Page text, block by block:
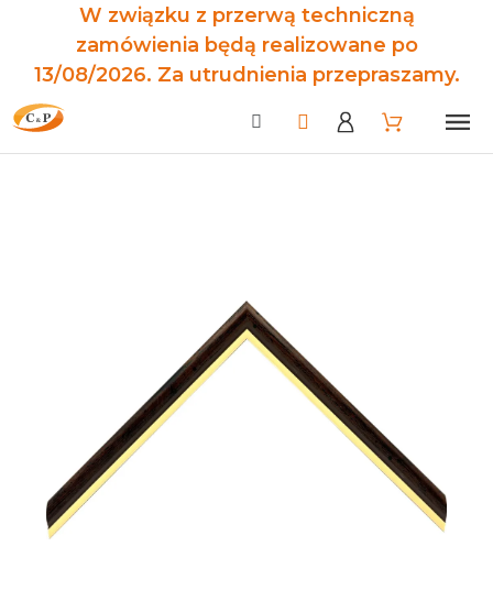
W związku z przerwą techniczną
zamówienia będą realizowane po
13/08/2026. Za utrudnienia przepraszamy.